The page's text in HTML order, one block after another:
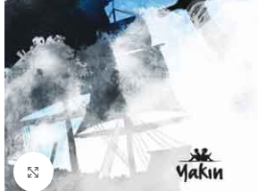
Büyütmek için tıklayın